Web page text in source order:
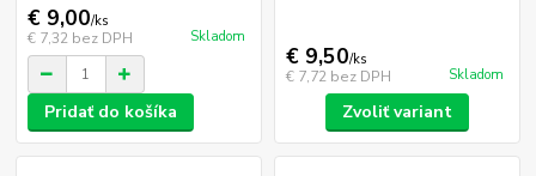
€ 9,00/ks
€ 7,32 bez DPH Skladom
Pridať do košíka
€ 9,50/ks
€ 7,72 bez DPH Skladom
Zvoliť variant